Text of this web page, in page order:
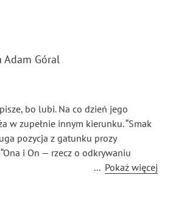
Adam Góral
bo lubi. Na co dzień jego
w zupełnie innym kierunku. “Smak
pozycja z gatunku prozy
i On — rzecz o odkrywaniu
... Pokaż więcej